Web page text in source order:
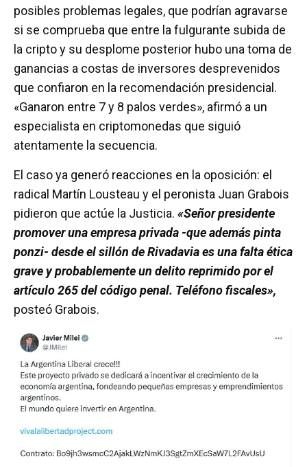
posibles problemas legales, que podrían agravarse
si se comprueba que entre la fulgurante subida de
la cripto y su desplome posterior hubo una toma de
ganancias a costas de inversores desprevenidos
que confiaron en la recomendación presidencial.
«Ganaron entre 7 y 8 palos verdes», afirmó a un
especialista en criptomonedas que siguió
atentamente la secuencia.
El caso ya generó reacciones en la oposición: el
radical Martín Lousteau y el peronista Juan Grabois
pidieron que actúe la Justicia. «Señor presidente
promover una empresa privada -que además pinta
ponzi- desde el sillón de Rivadavia es una falta ética
grave y probablemente un delito reprimido por el
artículo 265 del código penal. Teléfono fiscales»,
posteó Grabois.